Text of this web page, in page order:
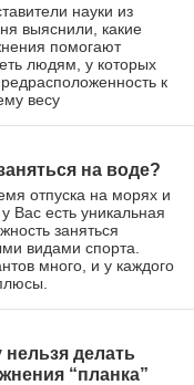
науки из
выяснили, какие
помогают
людям, у которых
к
весу
на воде?
отпуска на морях и
Вас есть уникальная
заняться
видами спорта.
много, и у каждого
нельзя делать
“планка”